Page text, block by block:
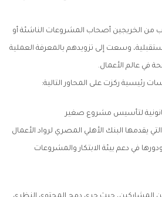
من الخريجين أصحاب المشروعات الناشئة أو
وسعت إلى تزويدهم بالمعرفة العملية
في عالم الأعمال.
رئيسية ركزت على المحاور التالية:
لتأسيس مشروع صغير
يقدمها البنك الأهلي المصري لرواد الأعمال
في دعم بيئة الابتكار والمشروعات